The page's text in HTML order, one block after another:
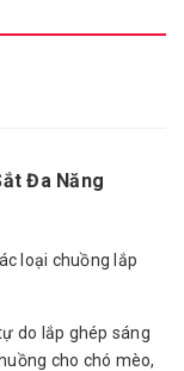
Đa Năng
loại chuồng lắp
do lắp ghép sáng
cho chó mèo,